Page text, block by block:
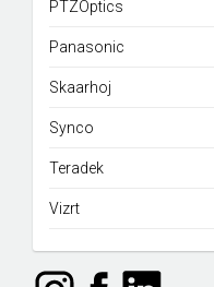
PTZOptics
Panasonic
Skaarhoj
Synco
Teradek
Vizrt